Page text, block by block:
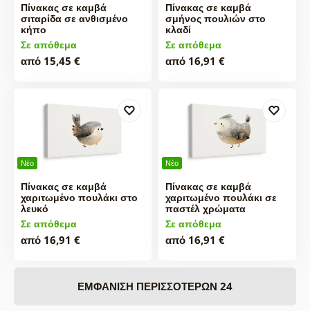
Πίνακας σε καμβά
σιταρίδα σε ανθισμένο
κήπο
Σε απόθεμα
από 15,45 €
Πίνακας σε καμβά
σμήνος πουλιών στο
κλαδί
Σε απόθεμα
από 16,91 €
Νέο
Πίνακας σε καμβά
χαριτωμένο πουλάκι στο
λευκό
Σε απόθεμα
από 16,91 €
Νέο
Πίνακας σε καμβά
χαριτωμένο πουλάκι σε
παστέλ χρώματα
Σε απόθεμα
από 16,91 €
ΕΜΦΆΝΙΣΗ ΠΕΡΙΣΣΌΤΕΡΩΝ 24